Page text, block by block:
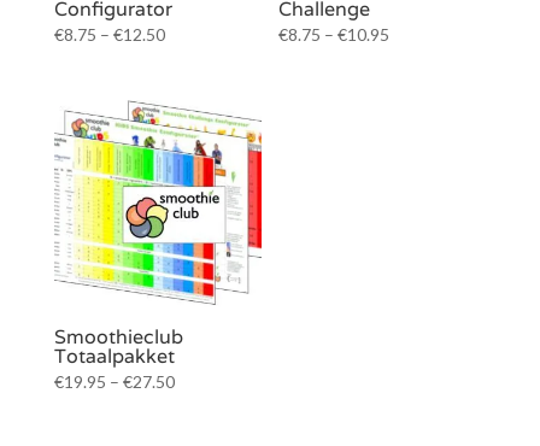
Configurator
€8.75 – €12.50
Challenge
€8.75 –€10.95
Smoothieclub
Totaalpakket
€19.95 – €27.50